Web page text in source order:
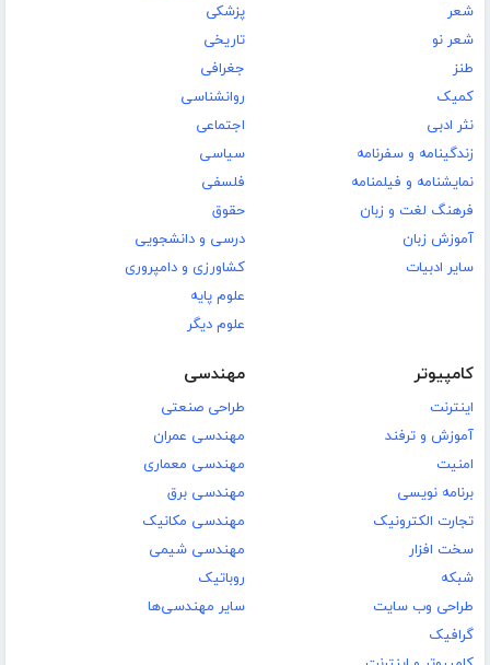
شعر
شعر نو
طنز
کمیک
نثر ادبی
زندگینامه و سفرنامه
نمایشنامه و فیلمنامه
فرهنگ لغت و زبان
آموزش زبان
سایر ادبیات
پزشکی
تاریخی
جغرافی
روانشناسی
اجتماعی
سیاسی
فلسفی
حقوق
درسی و دانشجویی
کشاورزی و دامپروری
علوم پایه
علوم دیگر
کامپیوتر
اینترنت
آموزش و ترفند
امنیت
برنامه نویسی
تجارت الکترونیک
سخت افزار
شبکه
طراحی وب سایت
گرافیک
مهندسی
طراحی صنعتی
مهندسی عمران
مهندسی معماری
مهندسی برق
مهندسی مکانیک
مهندسی شیمی
روباتیک
سایر مهندسی‌ها